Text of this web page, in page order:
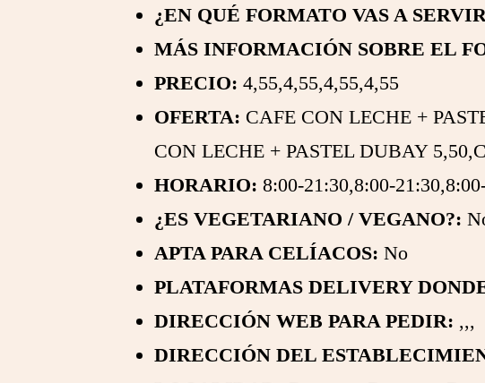
¿EN QUÉ FORMATO VAS A
MÁS INFORMACIÓN SOBRE EL
PRECIO: 4,55,4,55,4,55,4,55
OFERTA: CAFE CON LECHE +
CON LECHE + PASTEL DUBAY
HORARIO: 8:00-21:30,8:00-
¿ES VEGETARIANO / VEGANO?:
APTA PARA CELÍACOS: No
PLATAFORMAS DELIVERY
DIRECCIÓN WEB PARA PEDIR: ,,,
DIRECCIÓN DEL